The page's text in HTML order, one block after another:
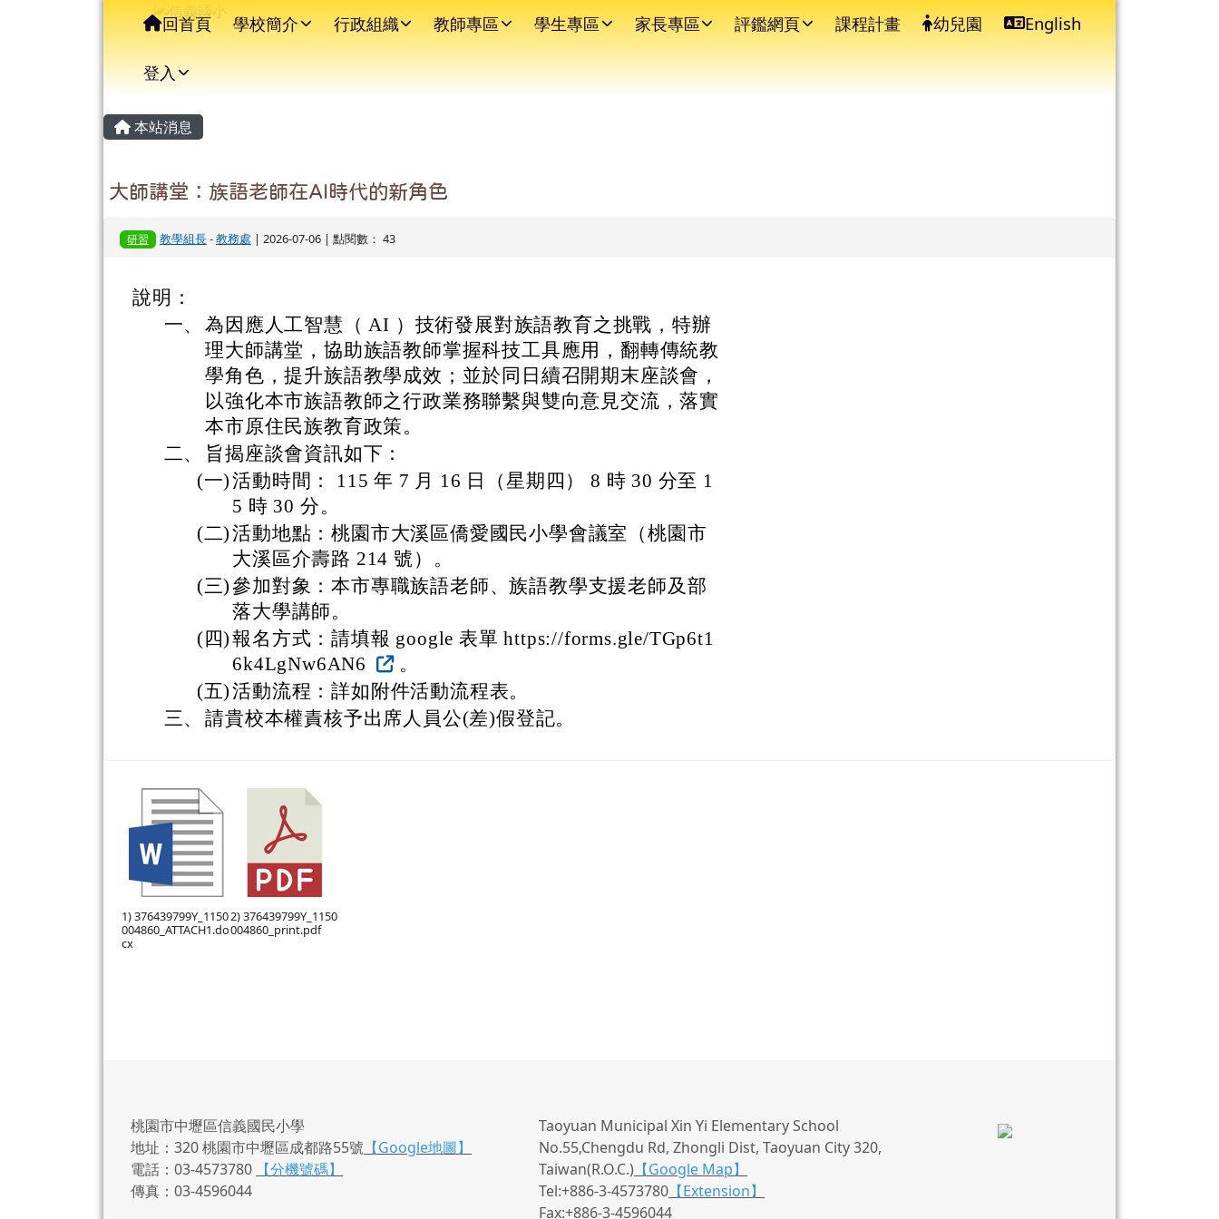
信義國小 ⏸
導覽列
回首頁 學校簡介 行政組織 教師專區 學生專區 家長專區 評鑑網頁 課程計畫 幼兒園 English
登入
主內容區域
本站消息
大師講堂：族語老師在AI時代的新角色
研習 教學組長-教務處 | 2026-07-06 | 點閱數： 43
說明：
一、 為因應人工智慧（ AI ）技術發展對族語教育之挑戰，特辦
理大師講堂，協助族語教師掌握科技工具應用，翻轉傳統教
學角色，提升族語教學成效；並於同日續召開期末座談會，
以強化本市族語教師之行政業務聯繫與雙向意見交流，落實
本市原住民族教育政策。
二、
旨揭座談會資訊如下：
(一)活動時間： 115 年 7 月 16 日（星期四） 8 時 30 分至 1
5 時 30 分。
(二)活動地點：桃園市大溪區僑愛國民小學會議室（桃園市
大溪區介壽路 214 號）。
(三)參加對象：本市專職族語老師、族語教學支援老師及部
落大學講師。
(四)報名方式：請填報 google 表單 https://forms.gle/TGp6t1
6k4LgNw6AN6
。
(五)活動流程：詳如附件活動流程表。
三、 請貴校本權責核予出席人員公(差)假登記。
1) 376439799Y_1150
004860_ATTACH1.do
cx
2) 376439799Y_1150
004860_print.pdf
頁尾區域
桃園市中壢區信義國民小學
地址：320 桃園市中壢區成都路55號 【Google地圖】
電話：03-4573780
【分機號碼】
傳真：03-4596044
Taoyuan Municipal Xin Yi Elementary School
No.55,Chengdu Rd, Zhongli Dist, Taoyuan City 320,
Taiwan(R.O.C.) 【Google Map】
Tel:+886-3-4573780 【Extension】
Fax:+886-3-4596044